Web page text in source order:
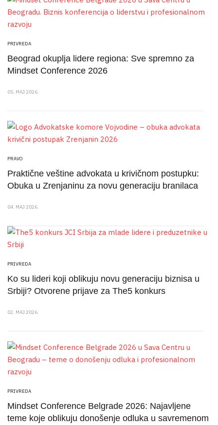
PRIVREDA
Beograd okuplja lidere regiona: Sve spremno za
Mindset Conference 2026
05. MAJ 2026.
PRAVO
Praktične veštine advokata u krivičnom postupku:
Obuka u Zrenjaninu za novu generaciju branilaca
04. MAJ 2026.
PRIVREDA
Ko su lideri koji oblikuju novu generaciju biznisa u
Srbiji? Otvorene prijave za The5 konkurs
02. MAJ 2026.
PRIVREDA
Mindset Conference Belgrade 2026: Najavljene
teme koje oblikuju donošenje odluka u savremenom